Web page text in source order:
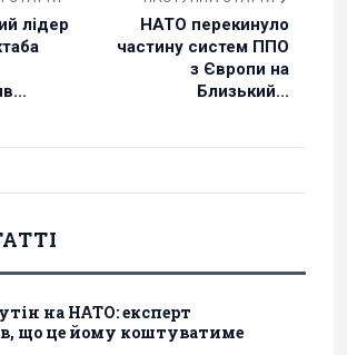
лідер
НАТО перекинуло
частину систем ППО
з Європи на
Близький...
на НАТО: експерт
що це йому коштуватиме